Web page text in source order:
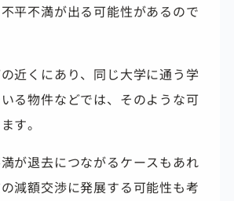
不平不満が出る可能性があるので
近くにあり、同じ大学に通う学
る物件などでは、そのような可
す。
が退去につながるケースもあれ
減額交渉に発展する可能性も考